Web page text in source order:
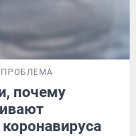
ПРОБЛЕМА
почему